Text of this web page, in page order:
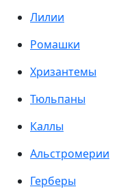
Лилии
Ромашки
Хризантемы
Тюльпаны
Каллы
Альстромерии
Герберы